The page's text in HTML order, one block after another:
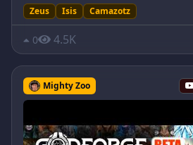
Zeus Isis Camazotz
0 4.5K
Mighty Zoo